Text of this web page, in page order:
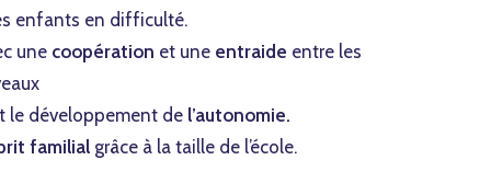
enfants en difficulté.
une coopération et une entraide entre les
le développement de l’autonomie.
familial grâce à la taille de l’école.